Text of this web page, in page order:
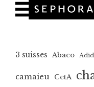
3 suisses Abaco
camaieu CetA